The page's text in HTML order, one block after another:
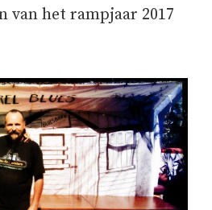
van het rampjaar 2017